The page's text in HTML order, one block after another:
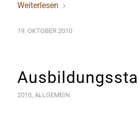
Weiterlesen
19. OKTOBER 2010
2010, ALLGEMEIN